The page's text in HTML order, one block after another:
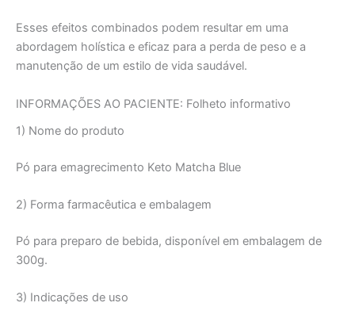
Esses efeitos combinados podem resultar em uma
abordagem holística e eficaz para a perda de peso e a
manutenção de um estilo de vida saudável.
INFORMAÇÕES AO PACIENTE: Folheto informativo
1) Nome do produto
Pó para emagrecimento Keto Matcha Blue
2) Forma farmacêutica e embalagem
Pó para preparo de bebida, disponível em embalagem de
300g.
3) Indicações de uso